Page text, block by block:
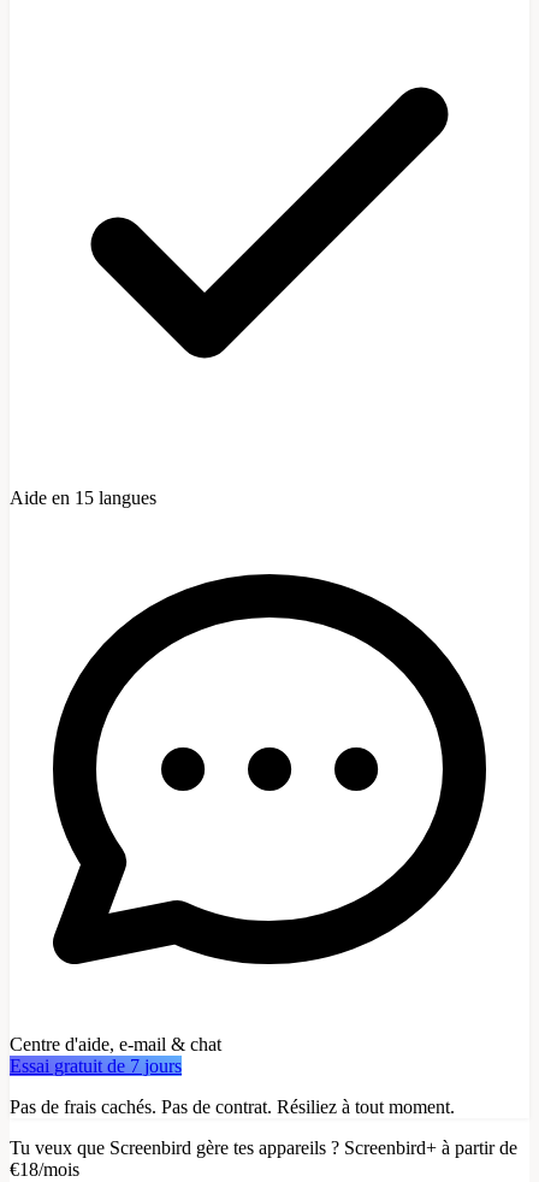
Aide en 15 langues
Centre d'aide, e-mail & chat
Essai gratuit de 7 jours
Pas de frais cachés. Pas de contrat. Résiliez à tout moment.
Tu veux que Screenbird gère tes appareils ? Screenbird+ à partir de
€18/mois